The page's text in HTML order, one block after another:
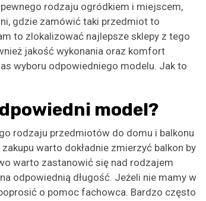
rodzaju ogródkiem i miejscem,
gdzie zamówić taki przedmiot to
to zlokalizować najlepsze sklepy z tego
jakość wykonania oraz komfort
wyboru odpowiedniego modelu. Jak to
model?
rodzaju przedmiotów do domu i balkonu
warto dokładnie zmierzyć balkon by
warto zastanowić się nad rodzajem
odpowiednią długość. Jeżeli nie mamy w
o pomoc fachowca. Bardzo często